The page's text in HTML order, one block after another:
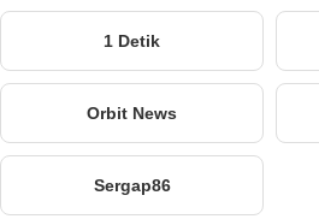
1 Detik
Orbit News
Sergap86